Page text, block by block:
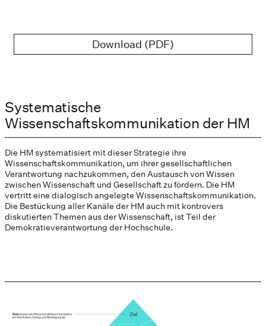
Download (PDF)
Systematische
Wissenschaftskommunikation der HM
Die HM systematisiert mit dieser Strategie ihre
Wissenschaftskommunikation, um ihrer gesellschaftlichen
Verantwortung nachzukommen, den Austausch von Wissen
zwischen Wissenschaft und Gesellschaft zu fördern. Die HM
vertritt eine dialogisch angelegte Wissenschaftskommunikation.
Die Bestückung aller Kanäle der HM auch mit kontrovers
diskutierten Themen aus der Wissenschaft, ist Teil der
Demokratieverantwortung der Hochschule.